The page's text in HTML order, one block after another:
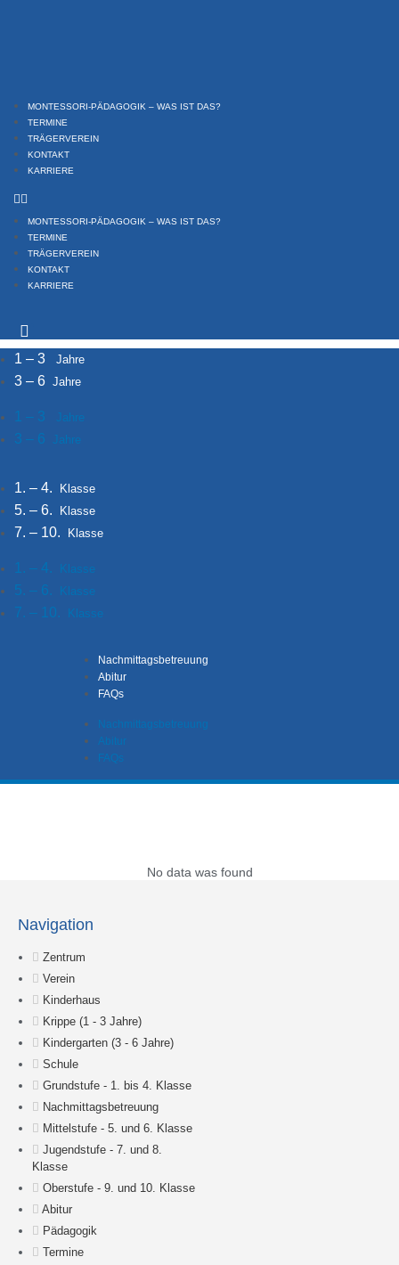
MONTESSORI-PÄDAGOGIK – WAS IST DAS?
TERMINE
TRÄGERVEREIN
KONTAKT
KARRIERE
MONTESSORI-PÄDAGOGIK – WAS IST DAS?
TERMINE
TRÄGERVEREIN
KONTAKT
KARRIERE
1 – 3 Jahre
3 – 6 Jahre
1 – 3 Jahre
3 – 6 Jahre
1. – 4. Klasse
5. – 6. Klasse
7. – 10. Klasse
1. – 4. Klasse
5. – 6. Klasse
7. – 10. Klasse
Nachmittagsbetreuung
Abitur
FAQs
Nachmittagsbetreuung
Abitur
FAQs
No data was found
Navigation
Zentrum
Verein
Kinderhaus
Krippe (1 - 3 Jahre)
Kindergarten (3 - 6 Jahre)
Schule
Grundstufe - 1. bis 4. Klasse
Nachmittagsbetreuung
Mittelstufe - 5. und 6. Klasse
Jugendstufe - 7. und 8.
Klasse
Oberstufe - 9. und 10. Klasse
Abitur
Pädagogik
Termine